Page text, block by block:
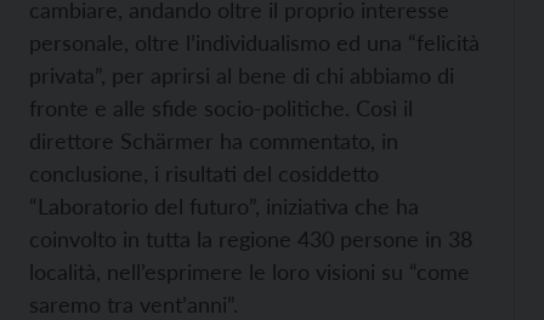
cambiare, andando oltre il proprio interesse
personale, oltre l’individualismo ed una “felicità
privata”, per aprirsi al bene di chi abbiamo di
fronte e alle sfide socio-politiche. Così il
direttore Schärmer ha commentato, in
conclusione, i risultati del cosiddetto
“Laboratorio del futuro”, iniziativa che ha
coinvolto in tutta la regione 430 persone in 38
località, nell’esprimere le loro visioni su “come
saremo tra vent’anni”.